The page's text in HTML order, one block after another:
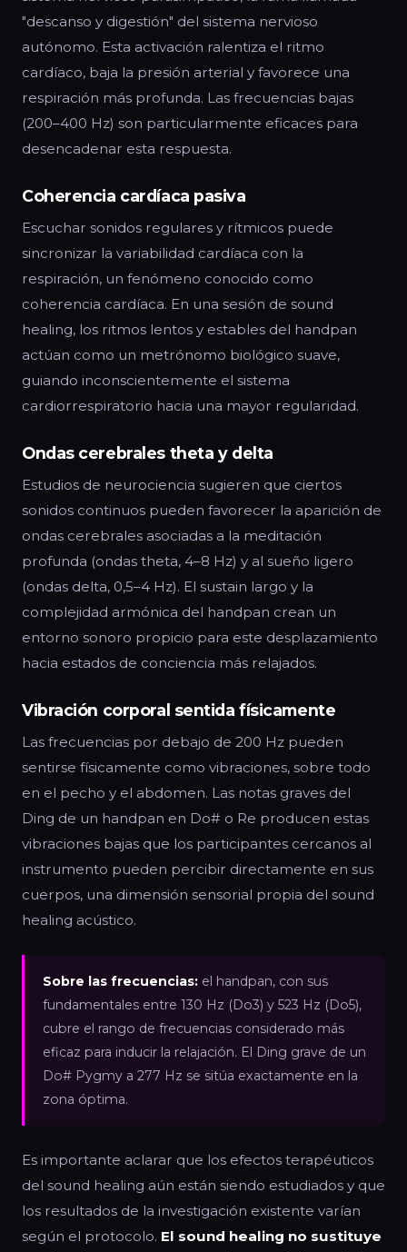
"descanso y digestión" del sistema nervioso
autónomo. Esta activación ralentiza el ritmo
cardíaco, baja la presión arterial y favorece una
respiración más profunda. Las frecuencias bajas
(200–400 Hz) son particularmente eficaces para
desencadenar esta respuesta.
Coherencia cardíaca pasiva
Escuchar sonidos regulares y rítmicos puede
sincronizar la variabilidad cardíaca con la
respiración, un fenómeno conocido como
coherencia cardíaca. En una sesión de sound
healing, los ritmos lentos y estables del handpan
actúan como un metrónomo biológico suave,
guiando inconscientemente el sistema
cardiorrespiratorio hacia una mayor regularidad.
Ondas cerebrales theta y delta
Estudios de neurociencia sugieren que ciertos
sonidos continuos pueden favorecer la aparición de
ondas cerebrales asociadas a la meditación
profunda (ondas theta, 4–8 Hz) y al sueño ligero
(ondas delta, 0,5–4 Hz). El sustain largo y la
complejidad armónica del handpan crean un
entorno sonoro propicio para este desplazamiento
hacia estados de conciencia más relajados.
Vibración corporal sentida físicamente
Las frecuencias por debajo de 200 Hz pueden
sentirse físicamente como vibraciones, sobre todo
en el pecho y el abdomen. Las notas graves del
Ding de un handpan en Do# o Re producen estas
vibraciones bajas que los participantes cercanos al
instrumento pueden percibir directamente en sus
cuerpos, una dimensión sensorial propia del sound
healing acústico.
Sobre las frecuencias: el handpan, con sus
fundamentales entre 130 Hz (Do3) y 523 Hz (Do5),
cubre el rango de frecuencias considerado más
eficaz para inducir la relajación. El Ding grave de un
Do# Pygmy a 277 Hz se sitúa exactamente en la
zona óptima.
Es importante aclarar que los efectos terapéuticos
del sound healing aún están siendo estudiados y que
los resultados de la investigación existente varían
según el protocolo. El sound healing no sustituye